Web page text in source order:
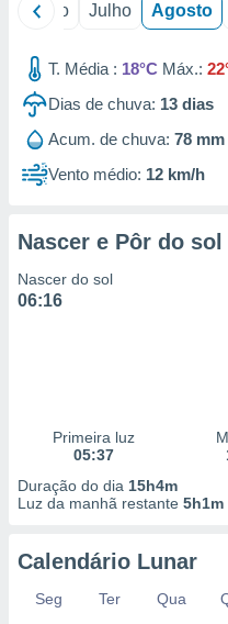
Junho Julho Agosto
T. Média : 18°C Máx.:
Dias de chuva: 13 dias
Acum. de chuva: 78 mm
Vento médio: 12 km/h
Nascer e Pôr do sol
Nascer do sol
06:16
Primeira luz
05:37
Duração do dia 15h4m
Luz da manhã restante 5h1m
Calendário Lunar
Seg Ter Qua